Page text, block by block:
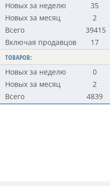
Новых за неделю
35
Новых за месяц
2
Всего
39415
Включая продавцов
17
ТОВАРОВ:
Новых за неделю
0
Новых за месяц
2
Всего
4839